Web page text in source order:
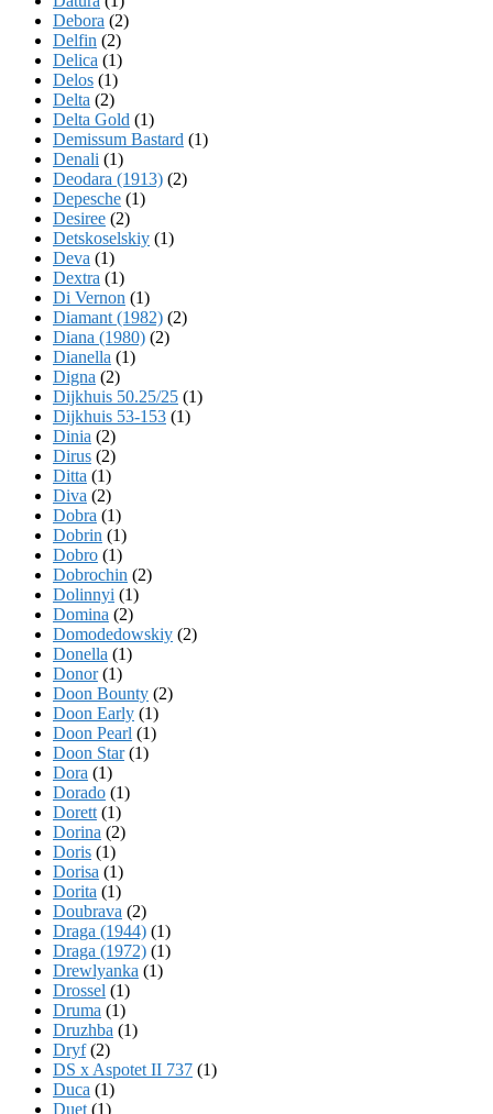
Debora (2)
Delfin (2)
Delica (1)
Delos (1)
Delta (2)
Delta Gold (1)
Demissum Bastard (1)
Denali (1)
Deodara (1913) (2)
Depesche (1)
Desiree (2)
Detskoselskiy (1)
Deva (1)
Dextra (1)
Di Vernon (1)
Diamant (1982) (2)
Diana (1980) (2)
Dianella (1)
Digna (2)
Dijkhuis 50.25/25 (1)
Dijkhuis 53-153 (1)
Dinia (2)
Dirus (2)
Ditta (1)
Diva (2)
Dobra (1)
Dobrin (1)
Dobro (1)
Dobrochin (2)
Dolinnyi (1)
Domina (2)
Domodedowskiy (2)
Donella (1)
Donor(1)
Doon Bounty (2)
Doon Early (1)
Doon Pearl (1)
Doon Star(1)
Dora (1)
Dorado (1)
Dorett (1)
Dorina (2)
Doris (1)
Dorisa (1)
Dorita (1)
Doubrava (2)
Draga (1944) (1)
Draga (1972) (1)
Drewlyanka (1)
Drossel (1)
Druma (1)
Druzhba (1)
Dryf(2)
DS x Aspotet II 737 (1)
Duca (1)
Duet (1)